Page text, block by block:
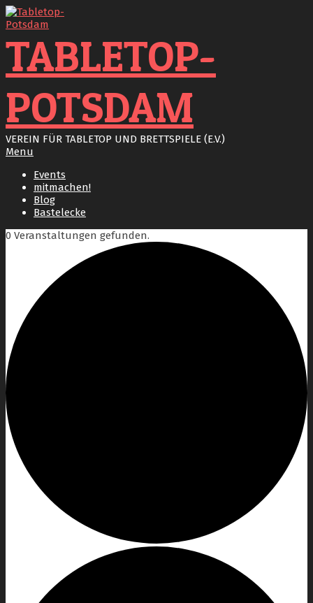
Skip
to
TABLETOP-
POTSDAM
VEREIN FÜR TABLETOP UND BRETTSPIELE (E.V.)
Primary
Menu
Menu
Events
mitmachen!
Blog
Bastelecke
0 Veranstaltungen gefunden.